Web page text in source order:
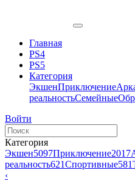
Главная
PS4
PS5
Категория
ЭкшенПриключение
реальностьСемейные
Войти
Категория
Экшен5097Приключение2017
реальность621Спортивные581
‹